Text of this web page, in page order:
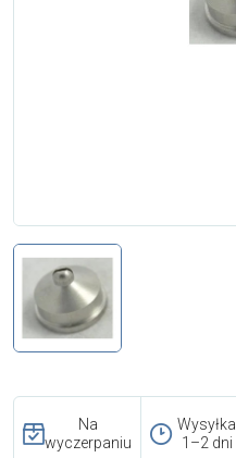
Regulamin
Polityka prywatności
i cookies
Skontaktuj się z nami
Polecany artykuł
Na
wyczerpaniu
Wysyłka
1–2 dni